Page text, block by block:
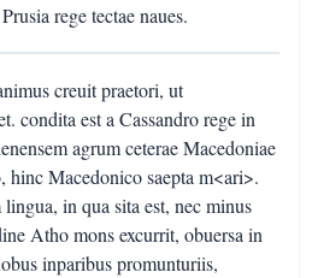
rege tectae naues.
creuit praetori, ut
condita est a Cassandro rege in
agrum ceterae Macedoniae
Macedonico saepta m<ari>.
in qua sita est, nec minus
Atho mons excurrit, obuersa in
inparibus promunturiis,